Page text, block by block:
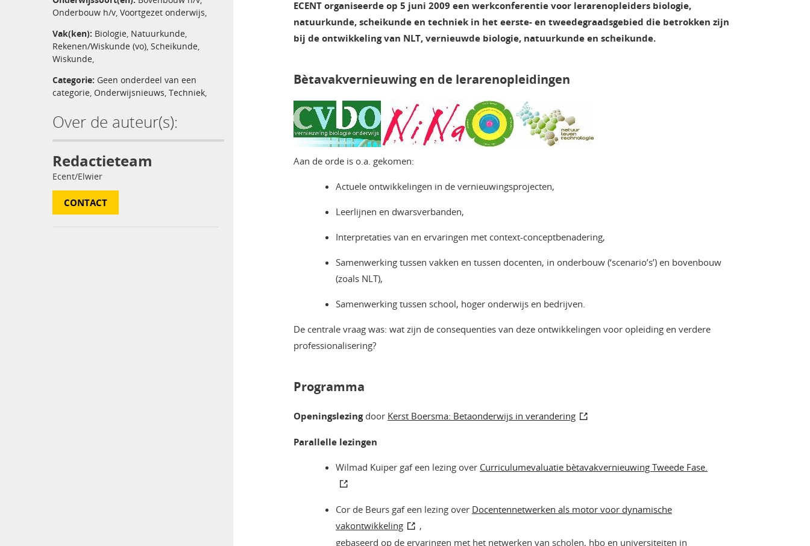
Onderbouw h/v, Voortgezet onderwijs,
Vak(ken): Biologie, Natuurkunde,
Rekenen/Wiskunde (vo), Scheikunde,
Wiskunde,
Categorie: Geen onderdeel van een
categorie, Onderwijsnieuws, Techniek,
Over de auteur(s):
Redactieteam
Ecent/Elwier
CONTACT
ECENT organiseerde op 5 juni 2009 een werkconferentie voor lerarenopleiders biologie,
natuurkunde, scheikunde en techniek in het eerste- en tweedegraadsgebied die betrokken zijn
bij de ontwikkeling van NLT, vernieuwde biologie, natuurkunde en scheikunde.
Bètavakvernieuwing en de lerarenopleidingen
Aan de orde is o.a. gekomen:
Actuele ontwikkelingen in de vernieuwingsprojecten,
Leerlijnen en dwarsverbanden,
Interpretaties van en ervaringen met context-conceptbenadering,
Samenwerking tussen vakken en tussen docenten, in onderbouw (‘scenario’s’) en bovenbouw
(zoals NLT),
Samenwerking tussen school, hoger onderwijs en bedrijven.
De centrale vraag was: wat zijn de consequenties van deze ontwikkelingen voor opleiding en verdere
professionalisering?
Programma
Openingslezing door Kerst Boersma: Betaonderwijs in verandering
Parallelle lezingen
Wilmad Kuiper gaf een lezing over Curriculumevaluatie bètavakvernieuwing Tweede Fase.
Cor de Beurs gaf een lezing over Docentennetwerken als motor voor dynamische
vakontwikkeling
,
gebaseerd op de ervaringen met het netwerken van scholen, hbo en universiteiten in